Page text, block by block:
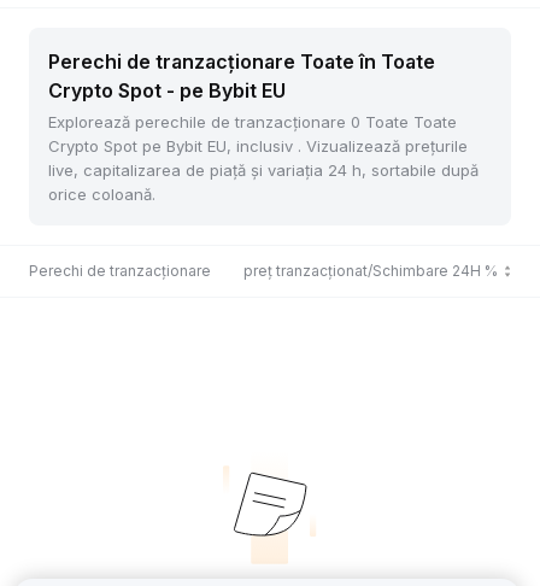
Perechi de tranzacționare Toate în Toate
Crypto Spot - pe Bybit EU
Explorează perechile de tranzacționare 0 Toate Toate
Crypto Spot pe Bybit EU, inclusiv . Vizualizează prețurile
live, capitalizarea de piață și variația 24 h, sortabile după
orice coloană.
Perechi de tranzacționareUltimul preț tranzacționat/Schimbare 24H %